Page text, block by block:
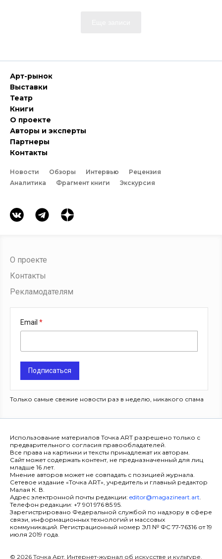
Арт-рынок
Выставки
Театр
Книги
О проекте
Авторы и эксперты
Партнеры
Контакты
Новости Обзоры Интервью
Рецензия
Аналитика
Фрагмент книги Экскурсия
О проекте
Контакты
Рекламодателям
Email
Подписаться
Только самые свежие новости раз в неделю, никакого спама
Использование материалов Точка ART разрешено только с
предварительного согласия правообладателей.
Все права на картинки и тексты принадлежат их авторам.
Сайт может содержать контент, не предназначенный для лиц
младше 16 лет.
Мнение авторов может не совпадать с позицией журнала.
Сетевое издание «Точка ART», учредитель и главный редактор
Малая К. В.
Адрес электронной почты редакции: editor@magazineart.art.
Телефон редакции: +7 901 976 85 95.
Зарегистрировано Федеральной службой по надзору в сфере
связи, информационных технологий и массовых
коммуникаций. Регистрационный номер ЭЛ № ФС 77-76316 от 19
июля 2019 года.
© 2026 Точка Арт. Интернет-журнал об искусстве и культуре.